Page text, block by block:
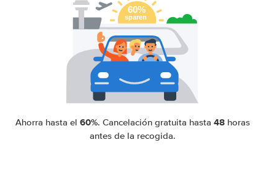
Ahorra hasta el 60%. Cancelación gratuita hasta 48horas
antes de la recogida.